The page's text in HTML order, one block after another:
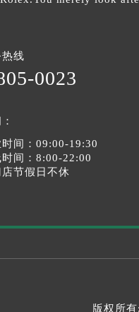
线
0023
时间：09:00-19:30
间：8:00-22:00
节假日不休
版权所有